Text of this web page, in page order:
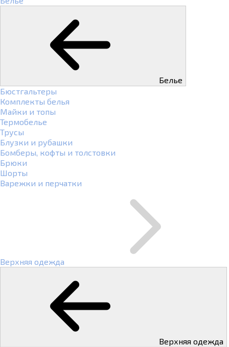
Белье
Бюстгальтеры
Комплекты белья
Майки и топы
Термобелье
Трусы
Блузки и рубашки
Бомберы, кофты и толстовки
Брюки
Шорты
Варежки и перчатки
Верхняя одежда
Верхняя одежда